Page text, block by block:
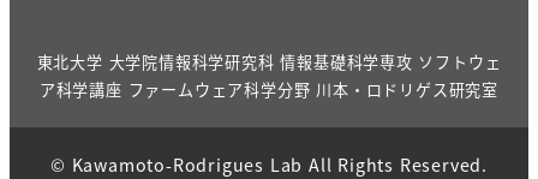
東北大学 大学院情報科学研究科 情報基礎科学専攻 ソフトウェ
ア科学講座 ファームウェア科学分野 川本・ロドリゲス研究室
© Kawamoto-Rodrigues Lab All Rights Reserved.